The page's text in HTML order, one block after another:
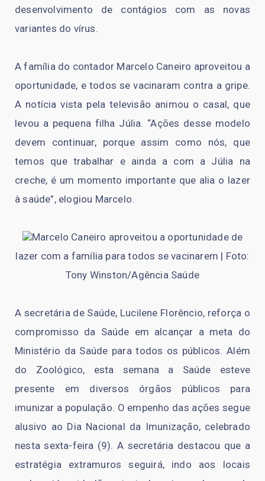
desenvolvimento de contágios com as novas
variantes do vírus.
A família do contador Marcelo Caneiro aproveitou a
oportunidade, e todos se vacinaram contra a gripe.
A notícia vista pela televisão animou o casal, que
levou a pequena filha Júlia. “Ações desse modelo
devem continuar, porque assim como nós, que
temos que trabalhar e ainda a com a Júlia na
creche, é um momento importante que alia o lazer
à saúde”, elogiou Marcelo.
Marcelo Caneiro aproveitou a oportunidade de
lazer com a família para todos se vacinarem | Foto:
Tony Winston/Agência Saúde
A secretária de Saúde, Lucilene Florêncio, reforça o
compromisso da Saúde em alcançar a meta do
Ministério da Saúde para todos os públicos. Além
do Zoológico, esta semana a Saúde esteve
presente em diversos órgãos públicos para
imunizar a população. O empenho das ações segue
alusivo ao Dia Nacional da Imunização, celebrado
nesta sexta-feira (9). A secretária destacou que a
estratégia extramuros seguirá, indo aos locais